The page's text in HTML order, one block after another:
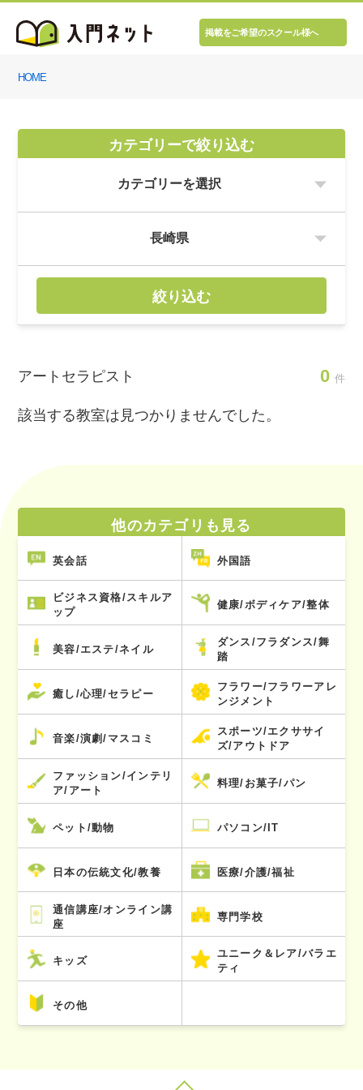
掲載をご希望のスクール様へ
HOME
カテゴリーで絞り込む
絞り込む
アートセラピスト 0 件
該当する教室は見つかりませんでした。
他のカテゴリも見る
英会話 外国語
ビジネス資格/スキルア
ップ
健康/ボディケア/整体
美容/エステ/ネイル
ダンス/フラダンス/舞
踏
癒し/心理/セラピー
フラワー/フラワーアレ
ンジメント
音楽/演劇/マスコミ
スポーツ/エクササイ
ズ/アウトドア
ファッション/インテリ
ア/アート
料理/お菓子/パン
ペット/動物 パソコン/IT
日本の伝統文化/教養 医療/介護/福祉
通信講座/オンライン講
座
専門学校
キッズ
ユニーク＆レア/バラエ
ティ
その他